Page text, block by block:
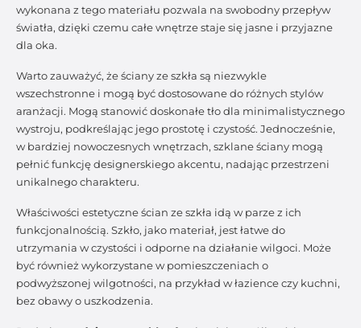
wykonana z tego materiału pozwala na swobodny przepływ
światła, dzięki czemu całe wnętrze staje się jasne i przyjazne
dla oka.
Warto zauważyć, że ściany ze szkła są niezwykle
wszechstronne i mogą być dostosowane do różnych stylów
aranżacji. Mogą stanowić doskonałe tło dla minimalistycznego
wystroju, podkreślając jego prostotę i czystość. Jednocześnie,
w bardziej nowoczesnych wnętrzach, szklane ściany mogą
pełnić funkcję designerskiego akcentu, nadając przestrzeni
unikalnego charakteru.
Właściwości estetyczne ścian ze szkła idą w parze z ich
funkcjonalnością. Szkło, jako materiał, jest łatwe do
utrzymania w czystości i odporne na działanie wilgoci. Może
być również wykorzystane w pomieszczeniach o
podwyższonej wilgotności, na przykład w łazience czy kuchni,
bez obawy o uszkodzenia.